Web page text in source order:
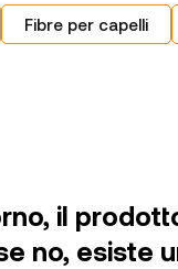
Fibre per capelli
il
no, esiste